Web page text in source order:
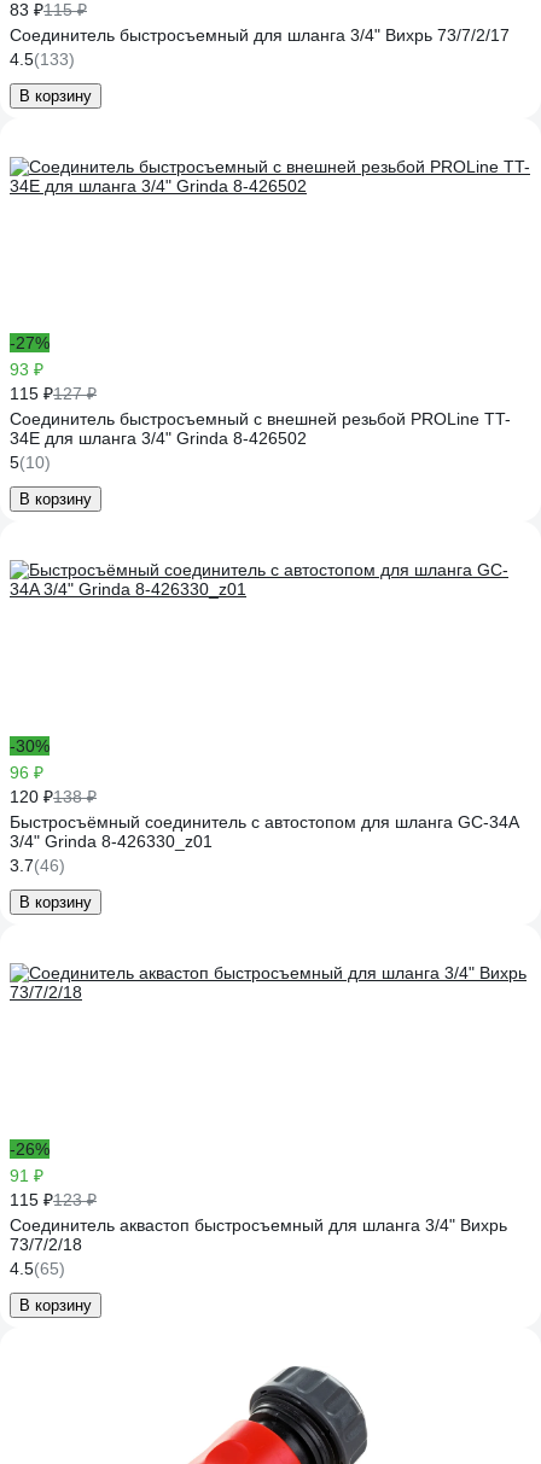
83 ₽115 ₽
Соединитель быстросъемный для шланга 3/4" Вихрь 73/7/2/17
4.5(133)
В корзину
-27%
93 ₽
115 ₽127 ₽
Соединитель быстросъемный с внешней резьбой PROLine TT-
34E для шланга 3/4" Grinda 8-426502
5(10)
В корзину
-30%
96 ₽
120 ₽138 ₽
Быстросъёмный соединитель с автостопом для шланга GC-34A
3/4" Grinda 8-426330_z01
3.7(46)
В корзину
-26%
91 ₽
115 ₽123 ₽
Соединитель аквастоп быстросъемный для шланга 3/4" Вихрь
73/7/2/18
4.5(65)
В корзину